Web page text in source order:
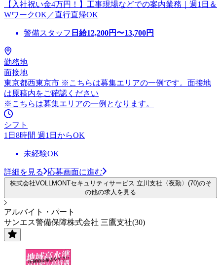
【入社祝い金4万円！】工事現場などでの案内業務｜週1日＆
WワークOK／直行直帰OK
警備スタッフ 日給12,200円〜13,700円
勤務地
面接地
東京都西東京市 ※こちらは募集エリアの一例です。面接地
は原稿内をご確認ください
※こちらは募集エリアの一例となります。
シフト
1日8時間 週1日からOK
未経験OK
詳細を見る 応募画面に進む
株式会社VOLLMONTセキュリティサービス 立川支社〈夜勤〉(70)のそ
の他の求人を見る
アルバイト・パート
サンエス警備保障株式会社 三鷹支社(30)